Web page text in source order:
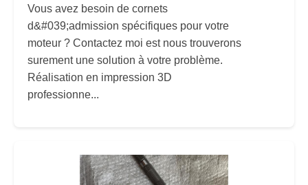
Vous avez besoin de cornets
d&#039;admission spécifiques pour votre
moteur ? Contactez moi est nous trouverons
surement une solution à votre problème.
Réalisation en impression 3D
professionne...